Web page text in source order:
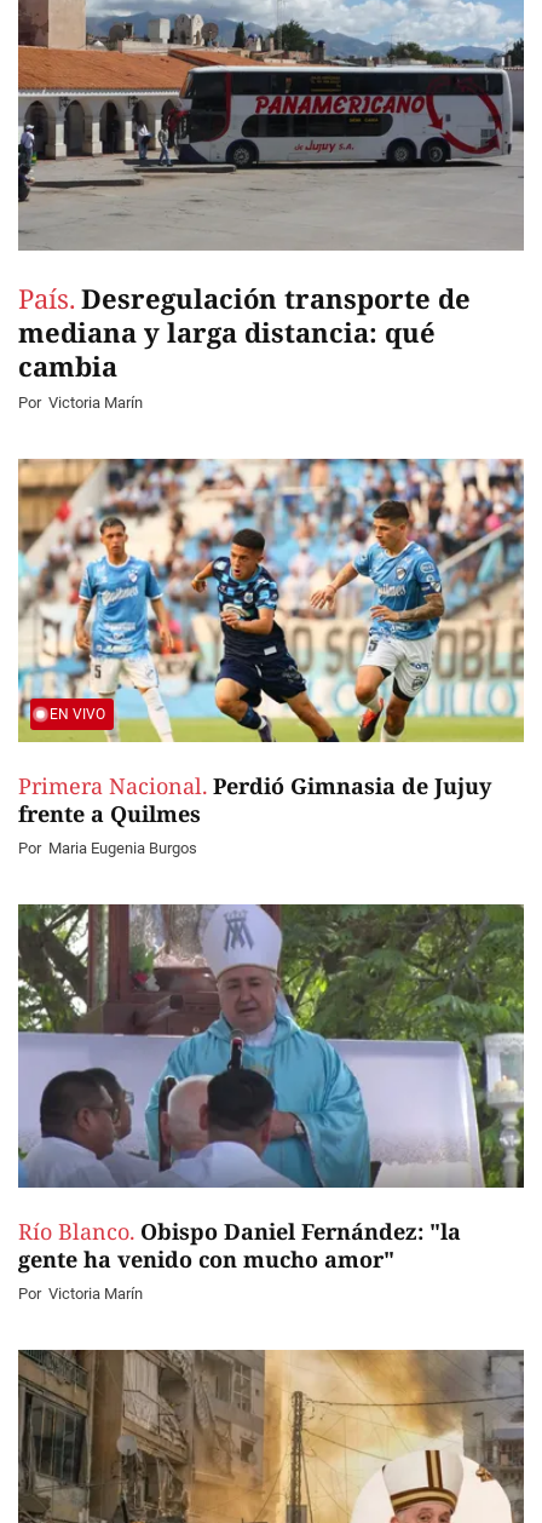
País. Desregulación transporte de
mediana y larga distancia: qué
cambia
Por Victoria Marín
EN VIVO
Primera Nacional. Perdió Gimnasia de Jujuy
frente a Quilmes
Por Maria Eugenia Burgos
Río Blanco. Obispo Daniel Fernández: "la
gente ha venido con mucho amor"
Por Victoria Marín